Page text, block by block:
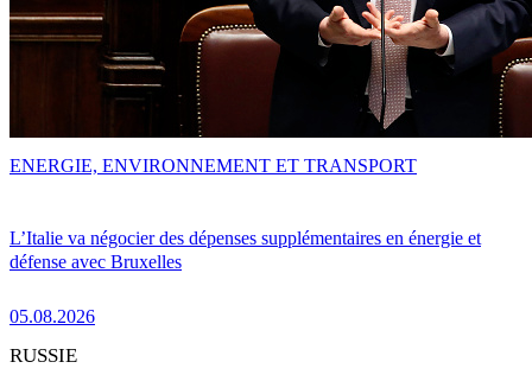
L’Italie va négocier des dépenses supplémentaires en énergie et
défense avec Bruxelles
05.08.2026
ENERGIE, ENVIRONNEMENT ET TRANSPORT
RUSSIE